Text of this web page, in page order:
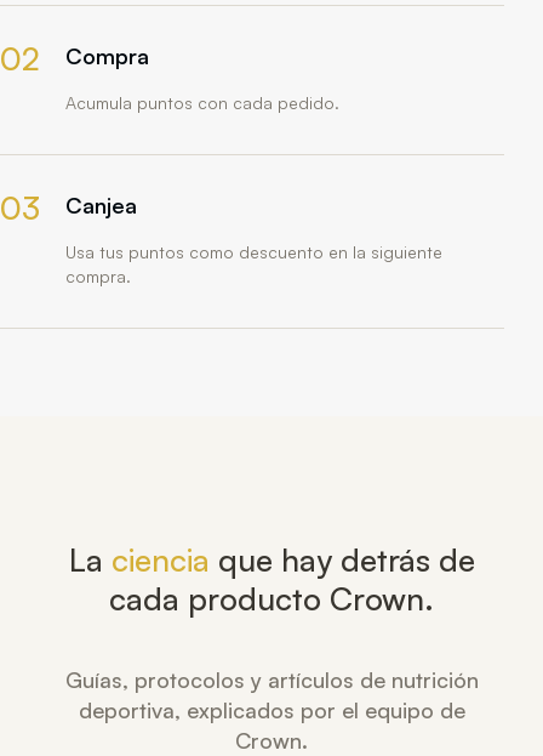
02 Compra
Acumula puntos con cada pedido.
03 Canjea
Usa tus puntos como descuento en la siguiente
compra.
La ciencia que hay detrás de
cada producto Crown.
Guías, protocolos y artículos de nutrición
deportiva, explicados por el equipo de
Crown.